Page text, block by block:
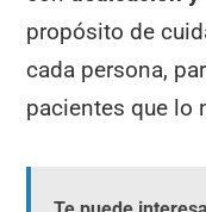
propósito de
cada persona,
pacientes que lo